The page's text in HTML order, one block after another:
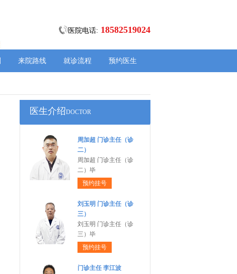
医院电话: 18582519024
来院路线 就诊流程 预约医生
医生介绍DOCTOR
周加超 门诊主任（诊
二）
周加超 门诊主任（诊
二）毕
预约挂号
刘玉明 门诊主任（诊
三）
刘玉明 门诊主任（诊
三）毕
预约挂号
门诊主任 李江波